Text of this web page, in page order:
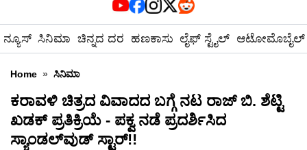
ನ್ಯೂಸ್ ಸಿನಿಮಾ ಚಿನ್ನದ ದರ ಹಣಕಾಸು ಲೈಫ್ ಸ್ಟೈಲ್ ಆಟೋಮೊಬೈಲ್
Home » ಸಿನಿಮಾ
ಕರಾವಳಿ ಚಿತ್ರದ ವಿವಾದದ ಬಗ್ಗೆ ನಟ ರಾಜ್ ಬಿ. ಶೆಟ್ಟಿ
ಖಡಕ್ ಪ್ರತಿಕ್ರಿಯೆ - ಪಕ್ವ ನಡೆ ಪ್ರದರ್ಶಿಸಿದ
ಸ್ಯಾಂಡಲ್‌ವುಡ್ ಸ್ಟಾರ್!!